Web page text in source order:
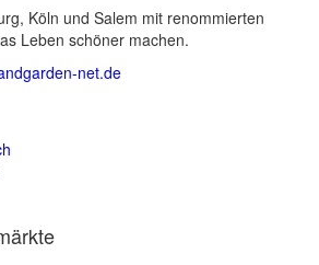
Köln und Salem mit renommierten
Leben schöner machen.
net.de